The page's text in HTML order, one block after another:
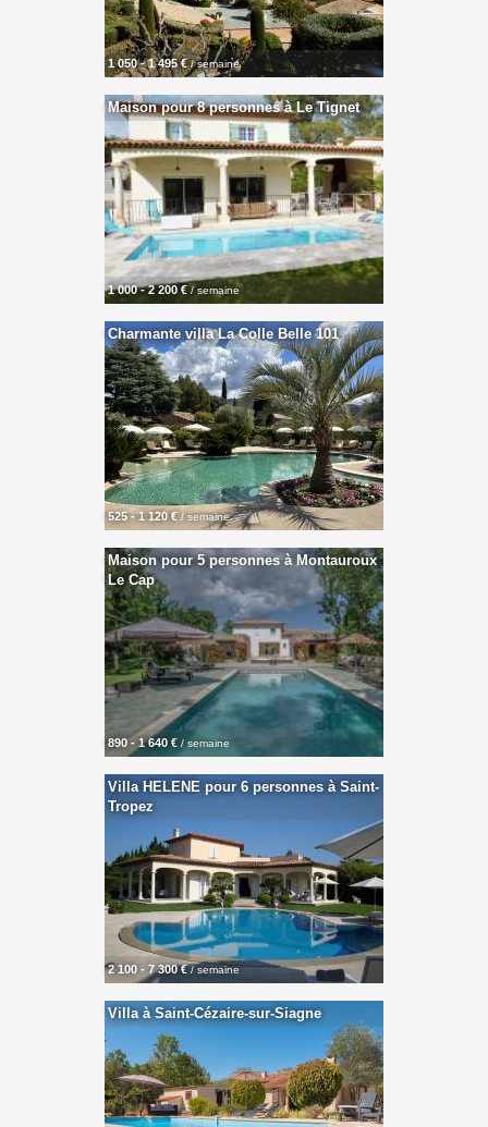
1 050 - 1 495 €/ semaine
Maison pour 8 personnes à Le Tignet
1 000 - 2 200 €/ semaine
Charmante villa La Colle Belle 101
525 - 1 120 €/ semaine
Maison pour 5 personnes à Montauroux
Le Cap
890 - 1 640 € / semaine
Villa HELENE pour 6 personnes à Saint-
Tropez
2 100 - 7 300 €/ semaine
Villa à Saint-Cézaire-sur-Siagne